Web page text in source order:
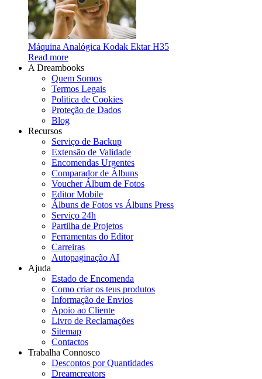
Máquina Analógica Kodak Ektar H35
Read more
A Dreambooks
Quem Somos
Termos Legais
Politica de Cookies
Proteção de Dados
Blog
Recursos
Serviço de Backup
Extensão de Validade
Encomendas Urgentes
Comparador de Álbuns
Voucher Álbum de Fotos
Editor Mobile
Álbuns de Fotos vs Álbuns Press
Serviço 24h
Partilha de Projetos
Ferramentas do Editor
Carreiras
Autopaginação AI
Ajuda
Estado de Encomenda
Como criar os teus produtos
Informação de Envios
Apoio ao Cliente
Livro de Reclamações
Sitemap
Contactos
Trabalha Connosco
Descontos por Quantidades
Dreamcreators